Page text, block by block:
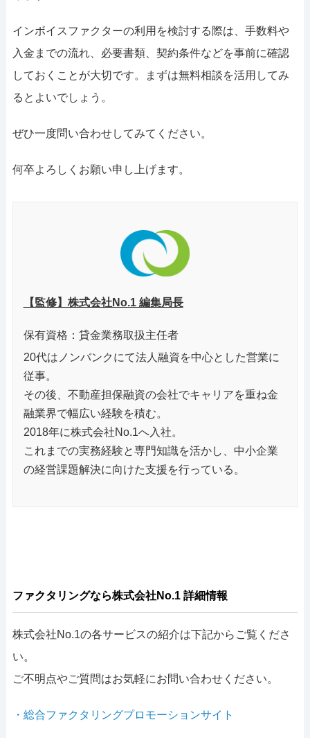
インボイスファクターの利用を検討する際は、手数料や
入金までの流れ、必要書類、契約条件などを事前に確認
しておくことが大切です。まずは無料相談を活用してみ
るとよいでしょう。
ぜひ一度問い合わせしてみてください。
何卒よろしくお願い申し上げます。
【監修】株式会社No.1 編集局長
保有資格：貸金業務取扱主任者
20代はノンバンクにて法人融資を中心とした営業に
従事。
その後、不動産担保融資の会社でキャリアを重ね金
融業界で幅広い経験を積む。
2018年に株式会社No.1へ入社。
これまでの実務経験と専門知識を活かし、中小企業
の経営課題解決に向けた支援を行っている。
ファクタリングなら株式会社No.1 詳細情報
株式会社No.1の各サービスの紹介は下記からご覧くださ
い。
ご不明点やご質問はお気軽にお問い合わせください。
・総合ファクタリングプロモーションサイト